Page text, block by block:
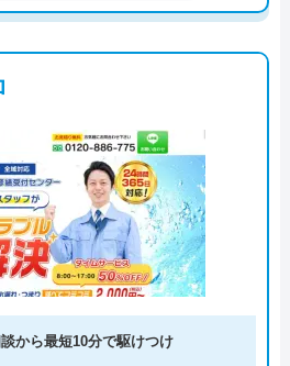
から最短10分で駆けつけ